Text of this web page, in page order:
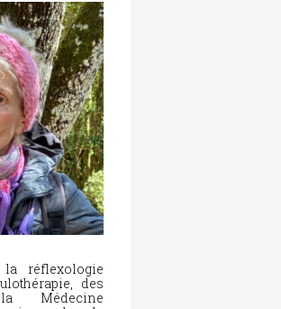
réflexologie
des
Médecine